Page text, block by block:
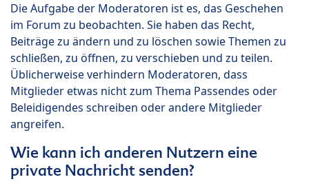
Die Aufgabe der Moderatoren ist es, das Geschehen
im Forum zu beobachten. Sie haben das Recht,
Beiträge zu ändern und zu löschen sowie Themen zu
schließen, zu öffnen, zu verschieben und zu teilen.
Üblicherweise verhindern Moderatoren, dass
Mitglieder etwas nicht zum Thema Passendes oder
Beleidigendes schreiben oder andere Mitglieder
angreifen.
Wie kann ich anderen Nutzern eine
private Nachricht senden?